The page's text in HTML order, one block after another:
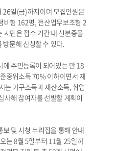
26일(금)까지이며 모집인원은
비형 162명, 전산업무보조형 2
민은 접수 기간 내 신분증을
문해 신청할 수 있다.
주민등록이 되어있는 만 18
중위소득 70% 이하이면서 재
는 가구소득과 재산소득, 취업
사해 참여자를 선발할 계획이
및 시청 누리집을 통해 안내
는 8월 5일부터 11월 25일까